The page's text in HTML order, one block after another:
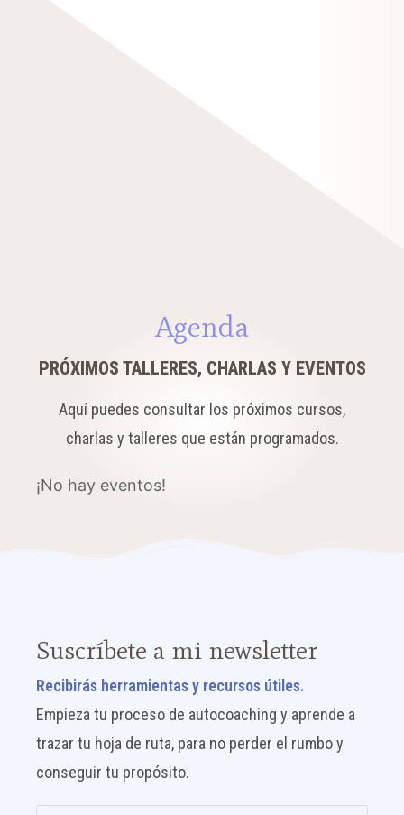
Agenda
PRÓXIMOS TALLERES, CHARLAS Y EVENTOS
Aquí puedes consultar los próximos cursos,
charlas y talleres que están programados.
¡No hay eventos!
Suscríbete a mi newsletter
Recibirás herramientasy recursos útiles.
Empieza tu proceso de autocoaching y aprende a
trazar tu hoja de ruta, para no perder el rumbo y
conseguirtu propósito.